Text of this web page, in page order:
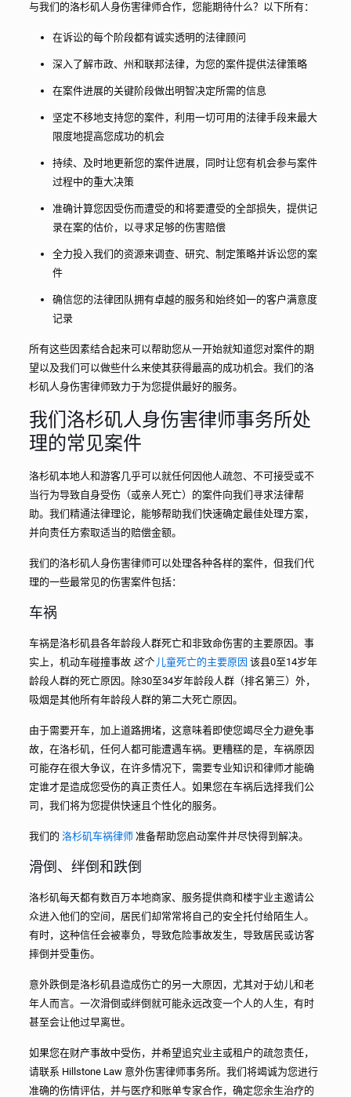
与我们的洛杉矶人身伤害律师合作，您能期待什么？以下所有：
在诉讼的每个阶段都有诚实透明的法律顾问
深入了解市政、州和联邦法律，为您的案件提供法律策略
在案件进展的关键阶段做出明智决定所需的信息
坚定不移地支持您的案件，利用一切可用的法律手段来最大
限度地提高您成功的机会
持续、及时地更新您的案件进展，同时让您有机会参与案件
过程中的重大决策
准确计算您因受伤而遭受的和将要遭受的全部损失，提供记
录在案的估价，以寻求足够的伤害赔偿
全力投入我们的资源来调查、研究、制定策略并诉讼您的案
件
确信您的法律团队拥有卓越的服务和始终如一的客户满意度
记录
所有这些因素结合起来可以帮助您从一开始就知道您对案件的期
望以及我们可以做些什么来使其获得最高的成功机会。我们的洛
杉矶人身伤害律师致力于为您提供最好的服务。
我们洛杉矶人身伤害律师事务所处
理的常见案件
洛杉矶本地人和游客几乎可以就任何因他人疏忽、不可接受或不
当行为导致自身受伤（或亲人死亡）的案件向我们寻求法律帮
助。我们精通法律理论，能够帮助我们快速确定最佳处理方案，
并向责任方索取适当的赔偿金额。
我们的洛杉矶人身伤害律师可以处理各种各样的案件，但我们代
理的一些最常见的伤害案件包括：
车祸
车祸是洛杉矶县各年龄段人群死亡和非致命伤害的主要原因。事
实上，机动车碰撞事故 这个 儿童死亡的主要原因 该县0至14岁年
龄段人群的死亡原因。除30至34岁年龄段人群（排名第三）外，
吸烟是其他所有年龄段人群的第二大死亡原因。
由于需要开车，加上道路拥堵，这意味着即使您竭尽全力避免事
故，在洛杉矶，任何人都可能遭遇车祸。更糟糕的是，车祸原因
可能存在很大争议，在许多情况下，需要专业知识和律师才能确
定谁才是造成您受伤的真正责任人。如果您在车祸后选择我们公
司，我们将为您提供快速且个性化的服务。
我们的 洛杉矶车祸律师准备帮助您启动案件并尽快得到解决。
滑倒、绊倒和跌倒
洛杉矶每天都有数百万本地商家、服务提供商和楼宇业主邀请公
众进入他们的空间，居民们却常常将自己的安全托付给陌生人。
有时，这种信任会被辜负，导致危险事故发生，导致居民或访客
摔倒并受重伤。
意外跌倒是洛杉矶县造成伤亡的另一大原因，尤其对于幼儿和老
年人而言。一次滑倒或绊倒就可能永远改变一个人的人生，有时
甚至会让他过早离世。
如果您在财产事故中受伤，并希望追究业主或租户的疏忽责任，
请联系 Hillstone Law 意外伤害律师事务所。我们将竭诚为您进行
准确的伤情评估，并与医疗和账单专家合作，确定您余生治疗的